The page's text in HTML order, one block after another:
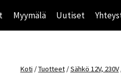
Myymälä Uutiset
Koti /Tuotteet /Sähkö 12V, 230V